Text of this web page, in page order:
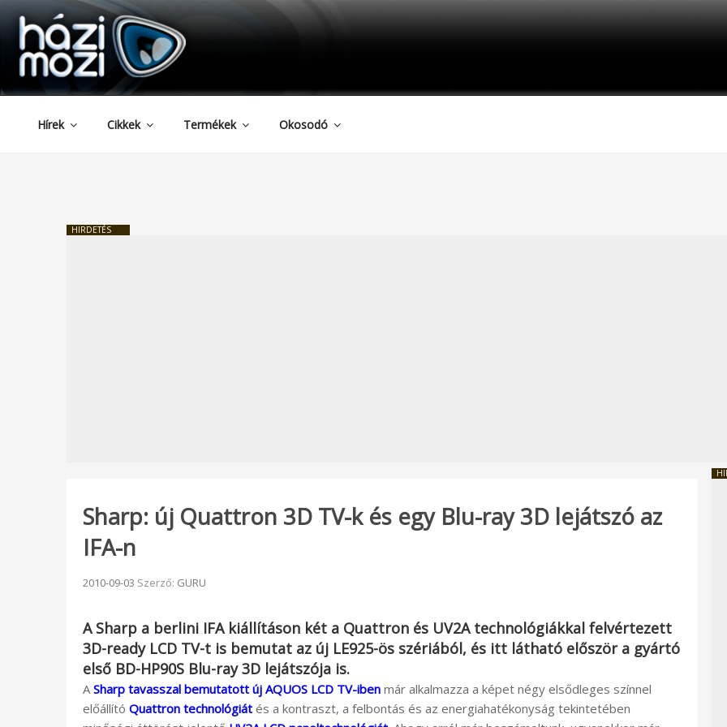
Tartalomhoz
HAZIMOZI
Hírek Cikkek Termékek Okosodó
HIRDETÉS
Sharp: új Quattron 3D TV-k és egy Blu-ray 3D lejátszó az
IFA-n
Beküldve:
2010-09-03 Szerző: GURU
A Sharp a berlini IFAkiállításon két a Quattron és UV2Atechnológiákkal felvértezett
3D-ready LCD TV-t is bemutat az új LE925-ös szériából, és itt látható először a gyártó
első BD-HP90S Blu-ray 3D lejátszója is.
A Sharp tavasszal bemutatott új AQUOS LCD TV-iben már alkalmazza a képet négy elsődleges színnel
előállító Quattron technológiát és a kontraszt, a felbontás és az energiahatékonyság tekintetében